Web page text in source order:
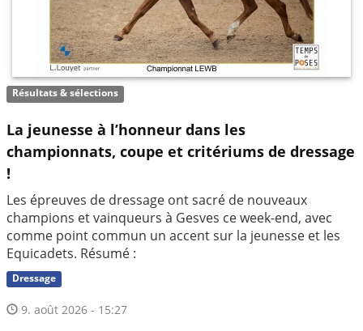
Résultats & sélections
La jeunesse à l’honneur dans les
championnats, coupe et critériums de dressage
!
Les épreuves de dressage ont sacré de nouveaux
champions et vainqueurs à Gesves ce week-end, avec
comme point commun un accent sur la jeunesse et les
Equicadets. Résumé :
Dressage
9. août 2026 - 15:27